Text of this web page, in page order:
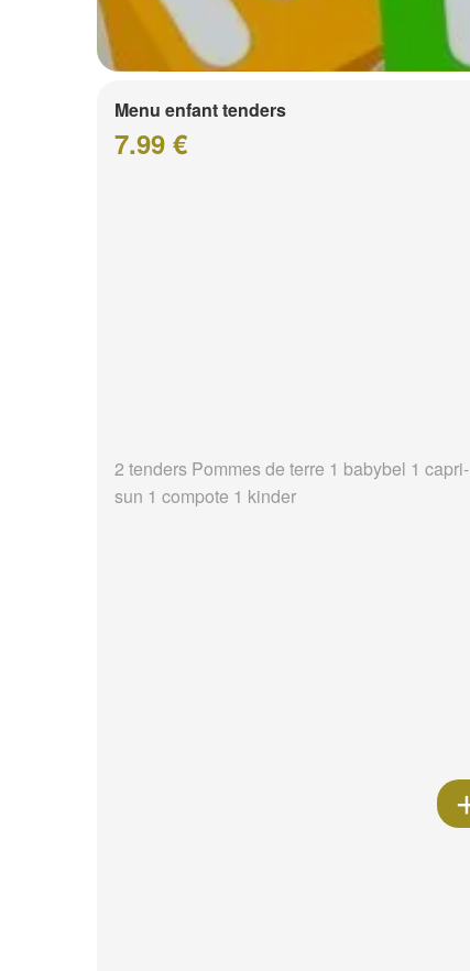
Menu enfant tenders
7.99 €
2 tenders Pommes de terre 1 babybel 1 capri-
sun 1 compote 1 kinder